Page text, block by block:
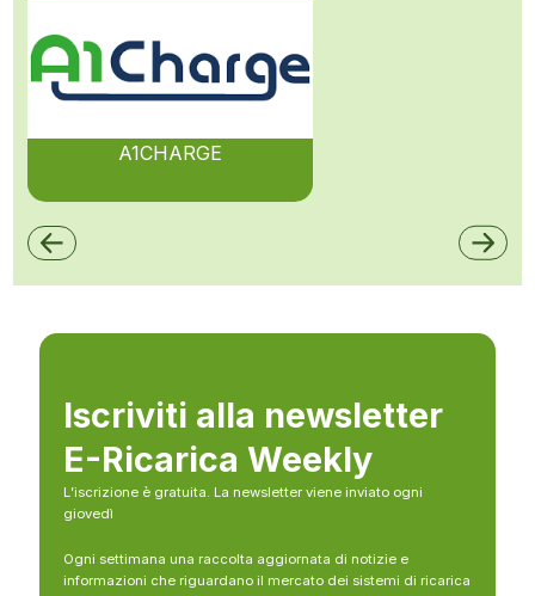
A1CHARGE
Iscriviti alla newsletter
E-Ricarica Weekly
L’iscrizione è gratuita. La newsletter viene inviato ogni
giovedì
Ogni settimana una raccolta aggiornata di notizie e
informazioni che riguardano il mercato dei sistemi di ricarica